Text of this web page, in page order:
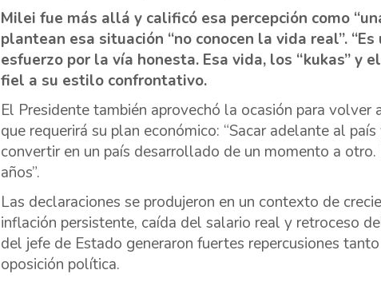
Milei fue más allá y calificó esa percepción como
plantean esa situación “no conocen la vida real”.
esfuerzo por la vía honesta. Esa vida, los “kukas” y
fiel a su estilo confrontativo.
El Presidente también aprovechó la ocasión para volver
que requerirá su plan económico: “Sacar adelante al
convertir en un país desarrollado de un momento a
años”.
Las declaraciones se produjeron en un contexto de
inflación persistente, caída del salario real y retroceso
del jefe de Estado generaron fuertes repercusiones
oposición política.